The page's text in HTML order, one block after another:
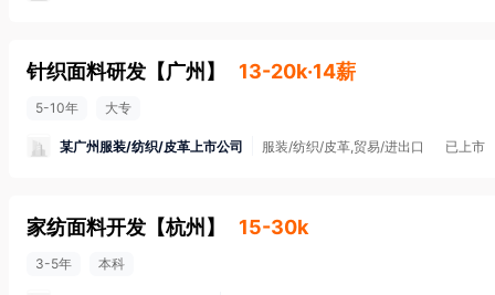
针织面料研发 【广州 】 13-20k·14薪
5-10年 大专
某广州服装/纺织/皮革上市公司 服装/纺织/皮革,贸易/进出口 已上市
家纺面料开发 【杭州 】 15-30k
3-5年 本科